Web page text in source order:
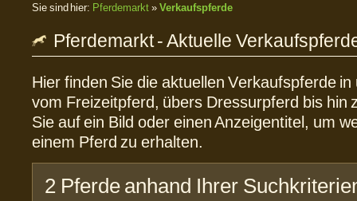
Sie sind hier: Pferdemarkt » Verkaufspferde
Pferdemarkt - Aktuelle
Hier finden Sie die aktuellen Verkaufspferde
vom Freizeitpferd, übers Dressurpferd bis hin
Sie auf ein Bild oder einen Anzeigentitel, um
einem Pferd zu erhalten.
2 Pferde anhand Ihrer